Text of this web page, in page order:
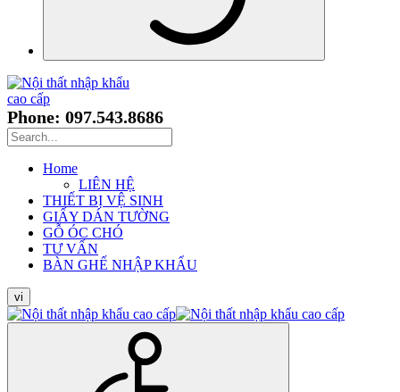
Phone: 097.543.8686
Home
LIÊN HỆ
THIẾT BỊ VỆ SINH
GIẤY DÁN TƯỜNG
GỖ ÓC CHÓ
TƯ VẤN
BÀN GHẾ NHẬP KHẨU
vi